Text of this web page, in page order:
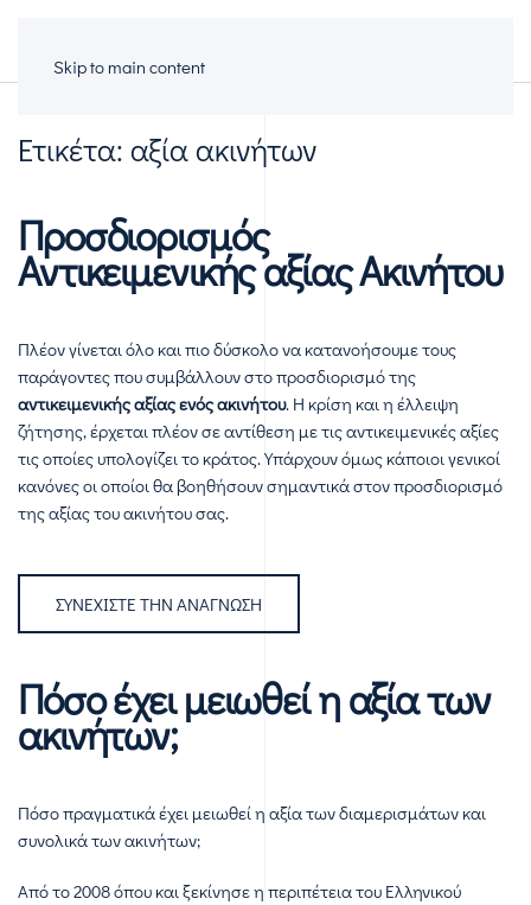
Skip to main content
Ετικέτα: αξία ακινήτων
Προσδιορισμός
Αντικειμενικής αξίας Ακινήτου
Πλέον γίνεται όλο και πιο δύσκολο να κατανοήσουμε τους
παράγοντες που συμβάλλουν στο προσδιορισμό της
αντικειμενικής αξίας ενός ακινήτου. Η κρίση και η έλλειψη
ζήτησης, έρχεται πλέον σε αντίθεση με τις αντικειμενικές αξίες
τις οποίες υπολογίζει το κράτος. Υπάρχουν όμως κάποιοι γενικοί
κανόνες οι οποίοι θα βοηθήσουν σημαντικά στον προσδιορισμό
της αξίας του ακινήτου σας.
ΣΥΝΕΧΊΣΤΕ ΤΗΝ ΑΝΆΓΝΩΣΗ
Πόσο έχει μειωθεί η αξία των
ακινήτων;
Πόσο πραγματικά έχει μειωθεί η αξία των διαμερισμάτων και
συνολικά των ακινήτων;
Από το 2008 όπου και ξεκίνησε η περιπέτεια του Ελληνικού